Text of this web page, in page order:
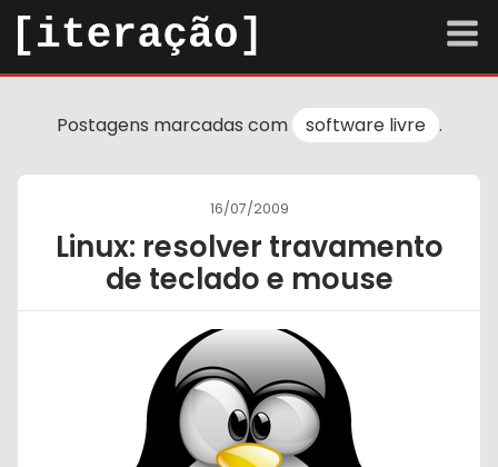
arquivo
Tema escuro
Postagens marcadas com software livre .
Linux: resolver travamento
de teclado e mouse
16/07/2009